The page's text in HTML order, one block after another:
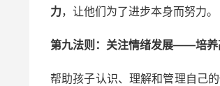
力，让他们为了进步本身而努力。
第九法则：关注情绪发展——培养
帮助孩子认识、理解和管理自己